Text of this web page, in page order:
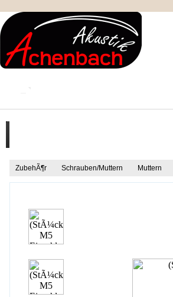
ZubehÃ¶r Schrauben/Muttern Muttern